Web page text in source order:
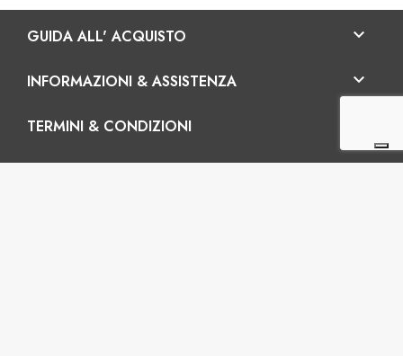
GUIDA ALL' ACQUISTO 
INFORMAZIONI & ASSISTENZA 
TERMINI & CONDIZIONI